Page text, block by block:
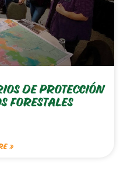
DE PROTECCIÓN
FORESTALES
»